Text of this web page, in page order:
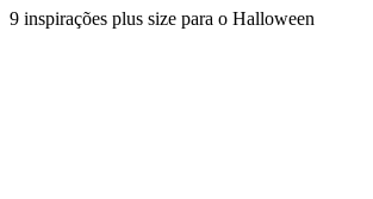
9 inspirações plus size para o Halloween